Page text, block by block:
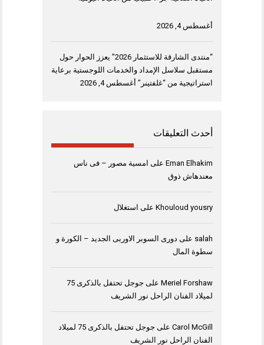
أغسطس 4, 2026
“منتدى الشارقة للاستثمار 2026” يعزز الحوار حول
مستقبل سلاسل الإمداد والخدمات اللوجستية برعاية
استراتيجية من “غلفتينر” أغسطس 4, 2026
أحدث التعليقات
Eman Elhakim على امسية مصور – فى ناس
معندهاش ذوق
Khouloud yousry على استغلال
salah على دورى السوبر الاوربى الجديد – الكورة و
سطوة المال
Meriel Forshaw على
جوجل تحتفل بالذكرى 75
لميلاد الفنان الراحل نور الشريف
Carol McGill على
جوجل تحتفل بالذكرى 75 لميلاد
الفنان الراحل نور الشريف